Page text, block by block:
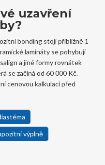
uzavření
bonding stojí přibližně 1
lamináty se pohybují
a jiné formy rovnátek
se začíná od 60 000 Kč.
cenovou kalkulaci před
výplně